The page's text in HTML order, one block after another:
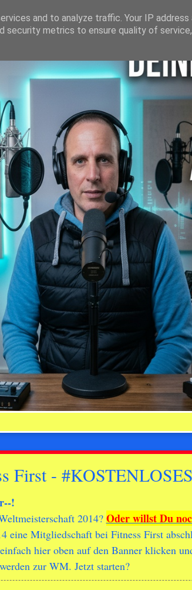
First -
!
2014? Oder willst Du
Mitgliedschaft bei Fitness First
hier oben auf den Banner klicken
zur WM. Jetzt starten?
and to analyze traffic. Your IP address
security metrics to ensure quality of